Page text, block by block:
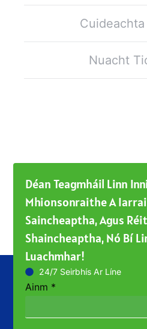
Nuacht
Déan Teagmháil Linn
Mhionsonraithe A
Saincheaptha, Agus
Shaincheaptha, Nó Bí
Luachmhar!
24/7 Seirbhís Ar Líne
Ainm *